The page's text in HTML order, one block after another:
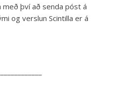
því að senda póst á
og verslun Scintilla er á